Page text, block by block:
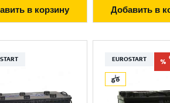
в корзину Добавить в
EUROSTART